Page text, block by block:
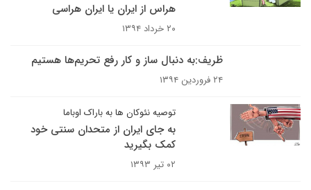
هراس از ایران یا ایران هراسی
۲۰ خرداد ۱۳۹۴
ظریف:به دنبال ساز و کار رفع تحریم‌ها هستیم
۲۴ فروردین ۱۳۹۴
توصیه نئوکان ها به باراک اوباما
به جای ایران از متحدان سنتی خود
کمک بگیرید
۰۲ تیر ۱۳۹۳